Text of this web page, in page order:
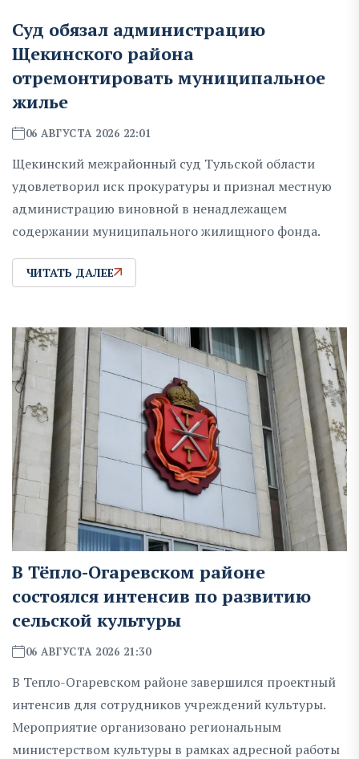
Суд обязал администрацию
Щекинского района
отремонтировать муниципальное
жилье
06 АВГУСТА 2026 22:01
Щекинский межрайонный суд Тульской области
удовлетворил иск прокуратуры и признал местную
администрацию виновной в ненадлежащем
содержании муниципального жилищного фонда.
ЧИТАТЬ ДАЛЕЕ
В Тёпло-Огаревском районе
состоялся интенсив по развитию
сельской культуры
06 АВГУСТА 2026 21:30
В Тепло-Огаревском районе завершился проектный
интенсив для сотрудников учреждений культуры.
Мероприятие организовано региональным
министерством культуры в рамках адресной работы